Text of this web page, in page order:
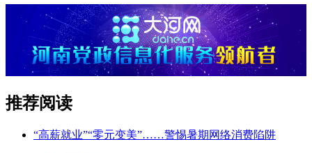
推荐阅读
“高薪就业”“零元变美”……警惕暑期网络消费陷阱